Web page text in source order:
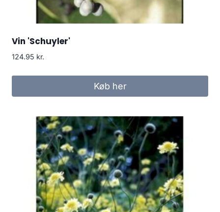
Vin 'Schuyler'
124.95 kr.
Køb her